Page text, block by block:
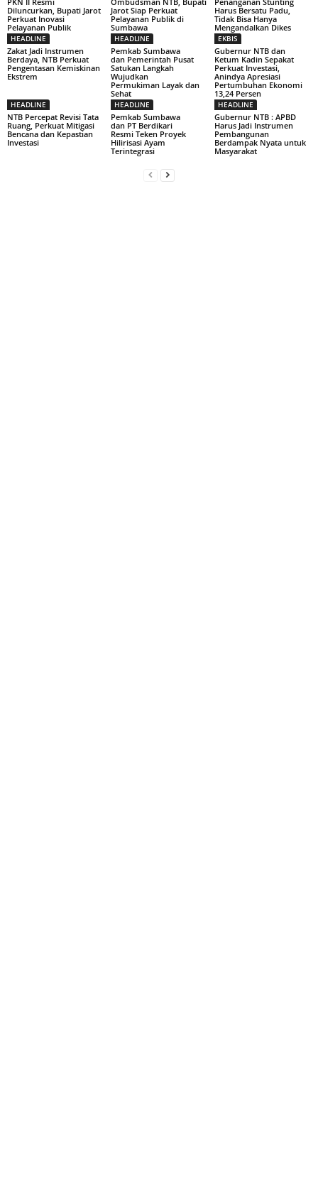
Diluncurkan, Bupati Jarot
Perkuat Inovasi
Pelayanan Publik
Jarot Siap Perkuat
Pelayanan Publik di
Sumbawa
Harus Bersatu Padu,
Tidak Bisa Hanya
Mengandalkan Dikes
HEADLINE
Zakat Jadi Instrumen
Berdaya, NTB Perkuat
Pengentasan Kemiskinan
Ekstrem
HEADLINE
Pemkab Sumbawa
dan Pemerintah Pusat
Satukan Langkah
Wujudkan
Permukiman Layak dan
Sehat
EKBIS
Gubernur NTB dan
Ketum Kadin Sepakat
Perkuat Investasi,
Anindya Apresiasi
Pertumbuhan Ekonomi
13,24 Persen
HEADLINE
NTB Percepat Revisi Tata
Ruang, Perkuat Mitigasi
Bencana dan Kepastian
Investasi
HEADLINE
Pemkab Sumbawa
dan PT Berdikari
Resmi Teken Proyek
Hilirisasi Ayam
Terintegrasi
HEADLINE
Gubernur NTB : APBD
Harus Jadi Instrumen
Pembangunan
Berdampak Nyata untuk
Masyarakat